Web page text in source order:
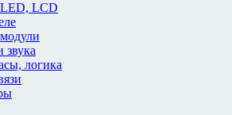
LCD
звука
логика